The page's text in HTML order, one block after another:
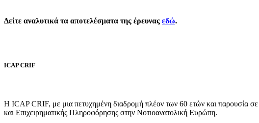
Δείτε αναλυτικά τα αποτελέσματα της έρευνας εδώ.
ICAP CRIF
Η ICAP CRIF, με μια πετυχημένη διαδρομή πλέον των 60 ετών και παρουσία
και Επιχειρηματικής Πληροφόρησης στην Νοτιοανατολική Ευρώπη.